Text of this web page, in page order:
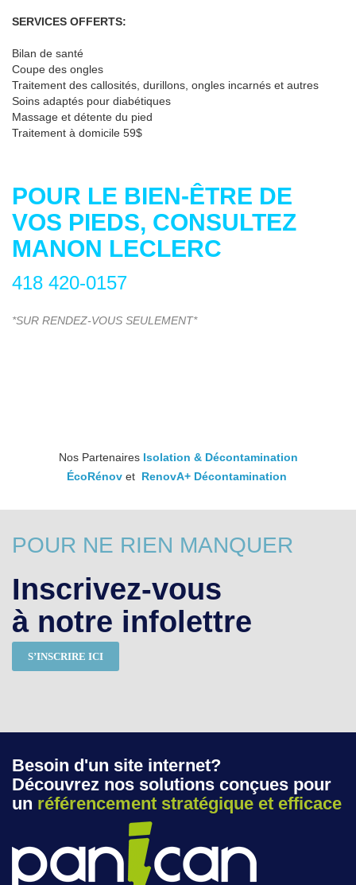
SERVICES OFFERTS:
Bilan de santé
Coupe des ongles
Traitement des callosités, durillons, ongles incarnés et autres
Soins adaptés pour diabétiques
Massage et détente du pied
Traitement à domicile 59$
POUR LE BIEN-ÊTRE DE
VOS PIEDS, CONSULTEZ
MANON LECLERC
418 420-0157
*SUR RENDEZ-VOUS SEULEMENT*
Nos Partenaires Isolation & Décontamination
ÉcoRénovet RenovA+ Décontamination
POUR NE RIEN MANQUER
Inscrivez-vous
à notre infolettre
S’INSCRIRE ICI
Besoin d'un site internet?
Découvrez nos solutions conçues pour
un référencement stratégique et efficace